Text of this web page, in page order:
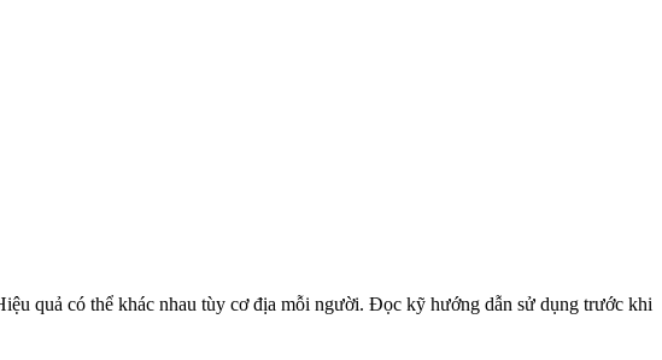
quả có thể khác nhau tùy cơ địa mỗi người. Đọc kỹ hướng dẫn sử dụng trước khi